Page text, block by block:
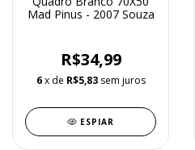
Mad Pinus - 2007 Souza
R$34,99
6 x de R$5,83 sem juros
ESPIAR